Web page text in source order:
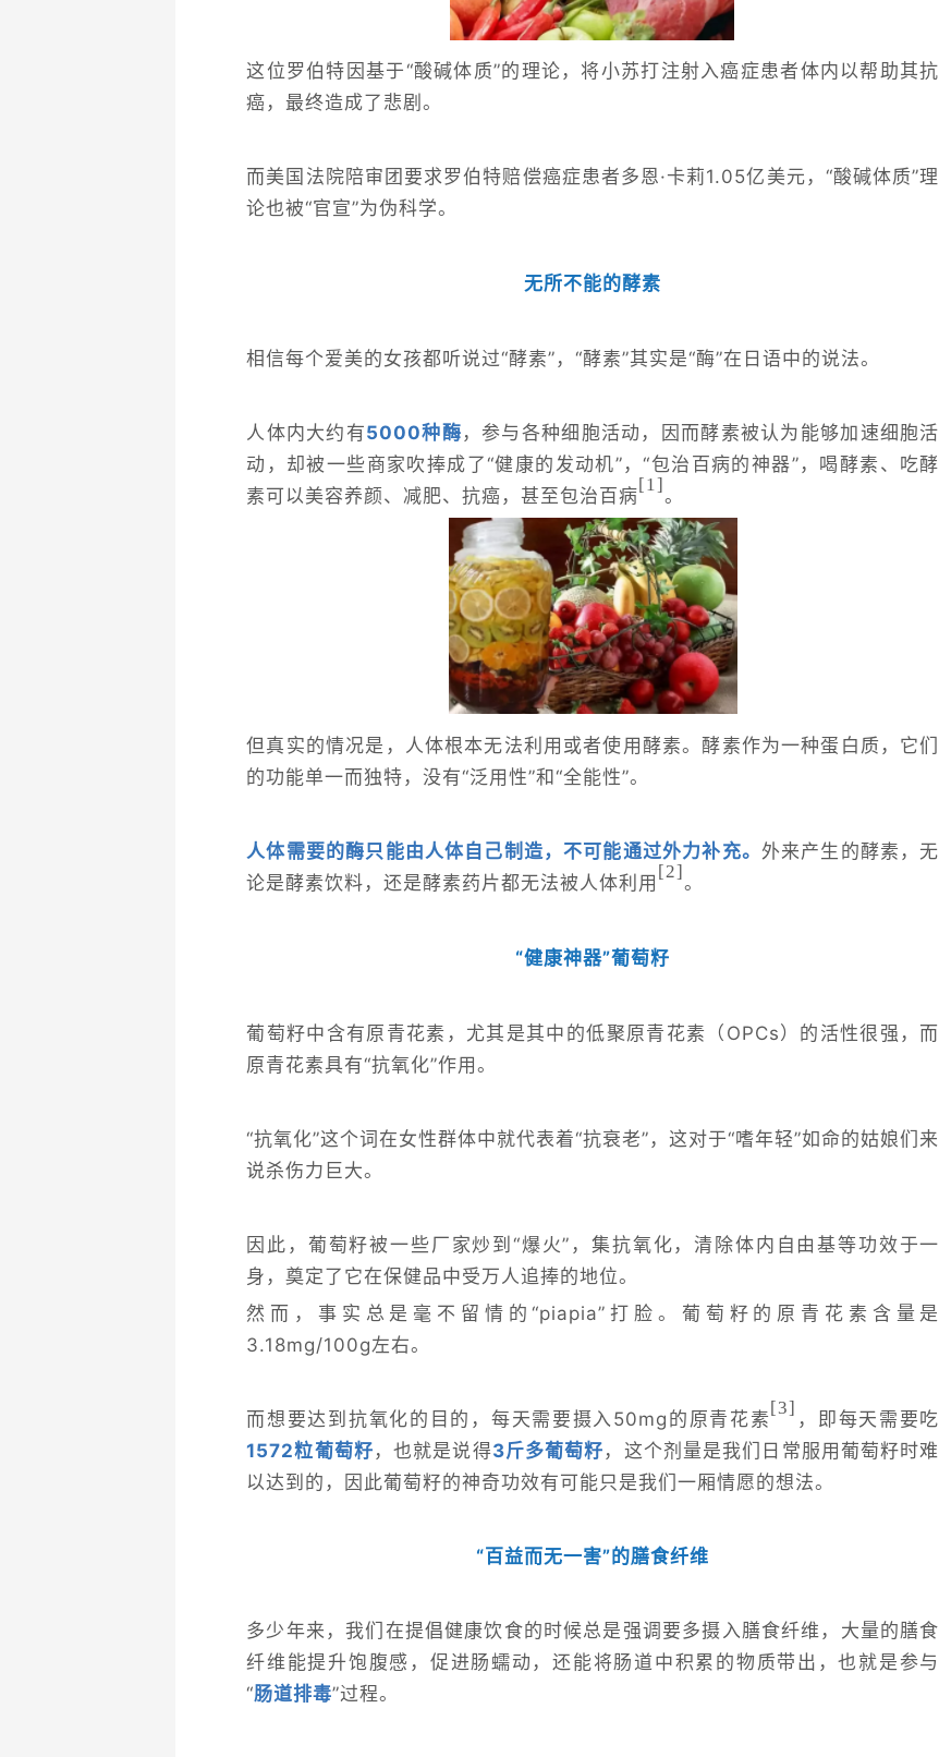
这位罗伯特因基于“酸碱体质”的理论，将小苏打注射入癌症患者体内以帮助其抗
癌，最终造成了悲剧。
而美国法院陪审团要求罗伯特赔偿癌症患者多恩·卡莉1.05亿美元，“酸碱体质”理
论也被“官宣”为伪科学。
无所不能的酵素
相信每个爱美的女孩都听说过“酵素”，“酵素”其实是“酶”在日语中的说法。
人体内大约有5000种酶 ，参与各种细胞活动，因而酵素被认为能够加速细胞活
动，却被一些商家吹捧成了“健康的发动机”，“包治百病的神器”，喝酵素、吃酵
素可以美容养颜、减肥、抗癌，甚至包治百病
[1]
。
但真实的情况是，人体根本无法利用或者使用酵素。酵素作为一种蛋白质，它们
的功能单一而独特，没有“泛用性”和“全能性”。
人体需要的酶只能由人体自己制造，不可能通过外力补充。 外来产生的酵素，无
论是酵素饮料，还是酵素药片都无法被人体利用
[2]
。
“健康神器”葡萄籽
葡萄籽中含有原青花素，尤其是其中的低聚原青花素（OPCs）的活性很强，而
原青花素具有“抗氧化”作用。
“抗氧化”这个词在女性群体中就代表着“抗衰老”，这对于“嗜年轻”如命的姑娘们来
说杀伤力巨大。
因此，葡萄籽被一些厂家炒到“爆火”，集抗氧化，清除体内自由基等功效于一
身，奠定了它在保健品中受万人追捧的地位。
然而，事实总是毫不留情的“piapia”打脸。葡萄籽的原青花素含量是
3.18mg/100g左右。
而想要达到抗氧化的目的，每天需要摄入50mg的原青花素
[3]
，即每天需要吃
1572粒葡萄籽 ，也就是说得3斤多葡萄籽 ，这个剂量是我们日常服用葡萄籽时难
以达到的，因此葡萄籽的神奇功效有可能只是我们一厢情愿的想法。
“百益而无一害”的膳食纤维
多少年来，我们在提倡健康饮食的时候总是强调要多摄入膳食纤维，大量的膳食
纤维能提升饱腹感，促进肠蠕动，还能将肠道中积累的物质带出，也就是参与
“肠道排毒”过程。